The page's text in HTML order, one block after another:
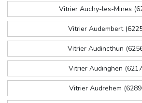
Vitrier Auchy-les-Mines
Vitrier Audembert
Vitrier Audincthun
Vitrier Audinghen
Vitrier Audrehem